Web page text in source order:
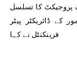
پروجیکٹ کا تسلسل
کے ڈائریکٹر پیٹر
فرینکنٹل نے کہا